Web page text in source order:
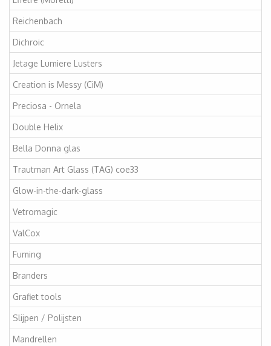
Reichenbach
Dichroic
Jetage Lumiere Lusters
Creation is Messy (CiM)
Preciosa - Ornela
Double Helix
Bella Donna glas
Trautman Art Glass (TAG) coe33
Glow-in-the-dark-glass
Vetromagic
ValCox
Fuming
Branders
Grafiet tools
Slijpen / Polijsten
Mandrellen